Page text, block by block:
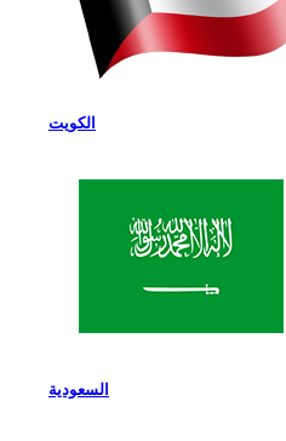
الكويت
السعودية